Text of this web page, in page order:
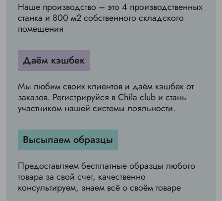
Наше производство – это 4 производственных
станка и 800 м2 собственного складского
помещения
Даём кэшбек
Мы любим своих клиентов и даём кэшбек от
заказов. Регистрируйся в Chila club и стань
участником нашей системы лояльности.
Высылаем образцы
Предоставляем бесплатные образцы любого
товара за свой счет, качественно
консультируем, знаем всё о своём товаре